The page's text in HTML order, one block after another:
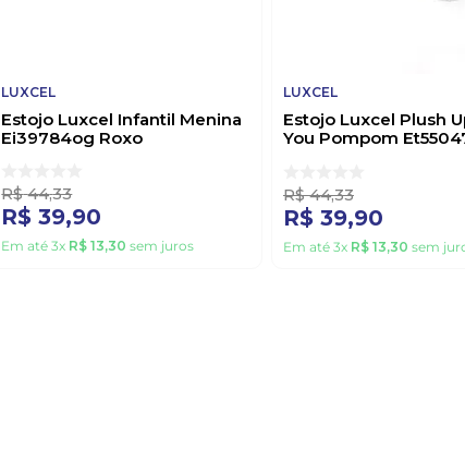
LUXCEL
Estojo Luxcel Infantil Menina
Ei39784og Roxo
R$ 44,33
R$ 39,90
Em até3x R$ 13,30 sem juros
LUXCEL
Estojo Luxcel Plush
You Pompom
R$ 44,33
R$ 39,90
Em até 3x R$ 13,30 sem